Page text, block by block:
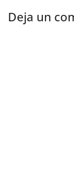
Deja un